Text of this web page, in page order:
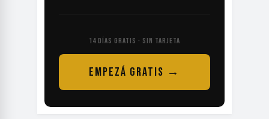
14 DÍAS GRATIS · SIN TARJETA
EMPEZÁ GRATIS →